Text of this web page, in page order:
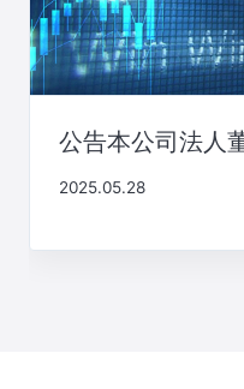
公告本公司法人
2025.05.28